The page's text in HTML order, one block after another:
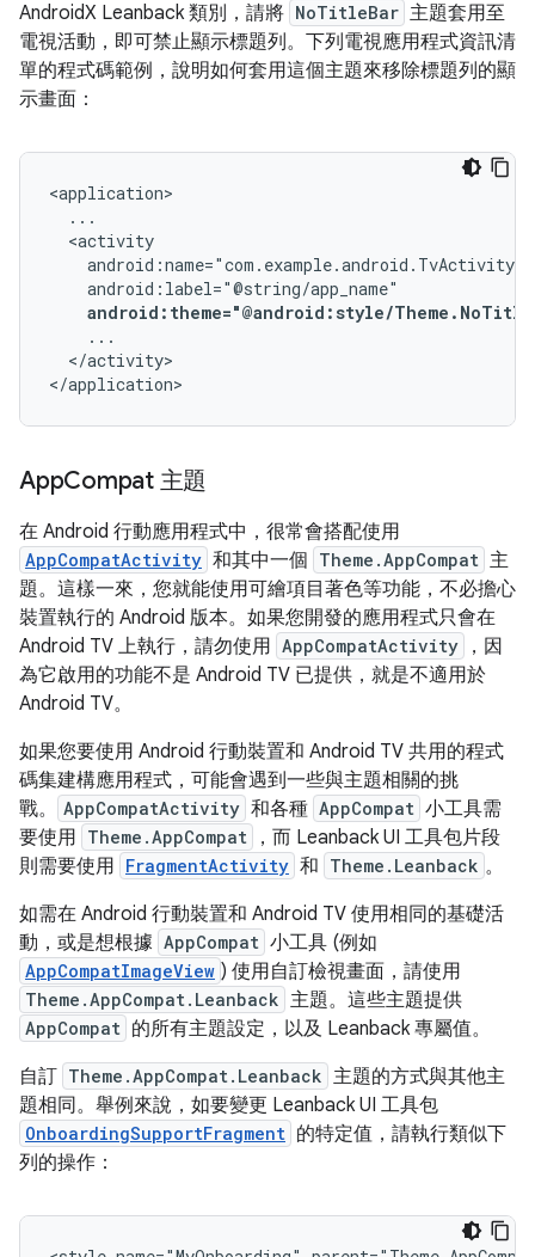
AndroidX Leanback 類別，請將 NoTitleBar 主題套用至
電視活動，即可禁止顯示標題列。下列電視應用程式資訊清
單的程式碼範例，說明如何套用這個主題來移除標題列的顯
示畫面：
android:theme="@android:style/
</activity>
</application>
AppCompat 主題
在 Android 行動應用程式中，很常會搭配使用
AppCompatActivity 和其中一個 Theme.AppCompat 主
題。這樣一來，您就能使用可繪項目著色等功能，不必擔心
裝置執行的 Android 版本。如果您開發的應用程式只會在
Android TV 上執行，請勿使用 AppCompatActivity
，因
為它啟用的功能不是 Android TV 已提供，就是不適用於
Android TV。
如果您要使用 Android 行動裝置和 Android TV 共用的程式
碼集建構應用程式，可能會遇到一些與主題相關的挑
戰。
AppCompatActivity 和各種 AppCompat 小工具需
要使用 Theme.AppCompat
，而 Leanback UI 工具包片段
則需要使用 FragmentActivity 和 Theme.Leanback 。
如需在 Android 行動裝置和 Android TV 使用相同的基礎活
動，或是想根據 AppCompat 小工具 (例如
AppCompatImageView ) 使用自訂檢視畫面，請使用
Theme.AppCompat.Leanback 主題。這些主題提供
AppCompat 的所有主題設定，以及 Leanback 專屬值。
自訂 Theme.AppCompat.Leanback 主題的方式與其他主
題相同。舉例來說，如要變更 Leanback UI 工具包
OnboardingSupportFragment 的特定值，請執行類似下
列的操作：